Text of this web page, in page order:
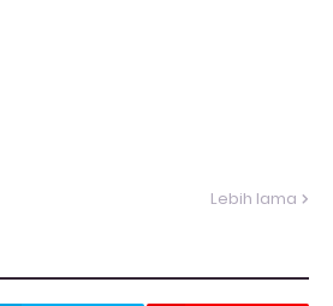
Lebih lama